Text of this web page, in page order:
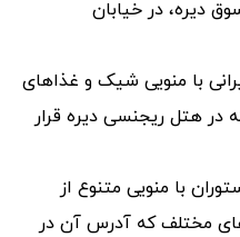
دیره، در خیابان
با منویی شیک و غذاهای
در هتل ریجنسی دیره قرار
با منویی متنوع از
مختلف که آدرس آن در